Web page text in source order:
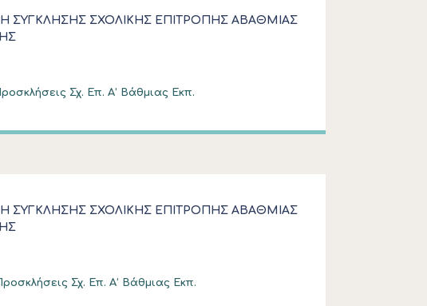
ΣΥΓΚΛΗΣΗΣ ΣΧΟΛΙΚΗΣ ΕΠΙΤΡΟΠΗΣ ΑΒΑΘΜΙΑΣ
Σχ. Επ. Α’ Βάθμιας Εκπ.
ΣΥΓΚΛΗΣΗΣ ΣΧΟΛΙΚΗΣ ΕΠΙΤΡΟΠΗΣ ΑΒΑΘΜΙΑΣ
Σχ. Επ. Α’ Βάθμιας Εκπ.